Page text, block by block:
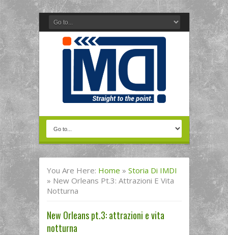
You Are Here: Home » Storia Di IMDI
» New Orleans Pt.3: Attrazioni E Vita
Notturna
New Orleans pt.3: attrazioni e vita
notturna